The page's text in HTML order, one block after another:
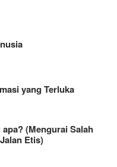
yang Terluka
(Mengurai Salah
Etis)